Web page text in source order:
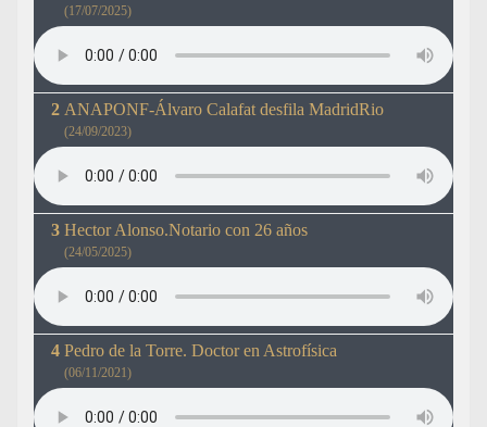
(17/07/2025)
ANAPONF-Álvaro Calafat desfila MadridRio
(24/09/2023)
Hector Alonso.Notario con 26 años
(24/05/2025)
Pedro de la Torre. Doctor en Astrofísica
(06/11/2021)